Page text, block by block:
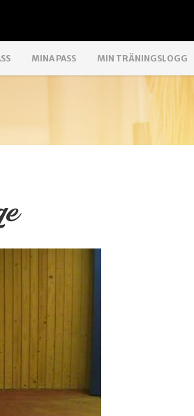
MINA PASS MIN TRÄNINGSLOGG